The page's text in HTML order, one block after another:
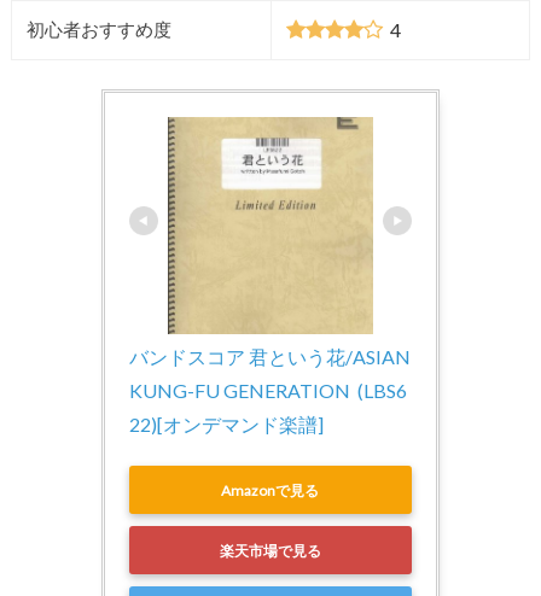
初心者おすすめ度 4
バンドスコア 君という花/ASIAN
KUNG-FU GENERATION  (LBS6
22)[オンデマンド楽譜]
Amazonで見る
楽天市場で見る